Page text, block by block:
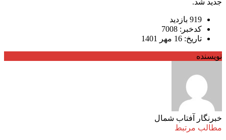
919 بازدید
کدخبر: 7008
تاریخ: 16 مهر 1401
نویسنده
خبرنگار آفتاب شمال
مطالب مرتبط